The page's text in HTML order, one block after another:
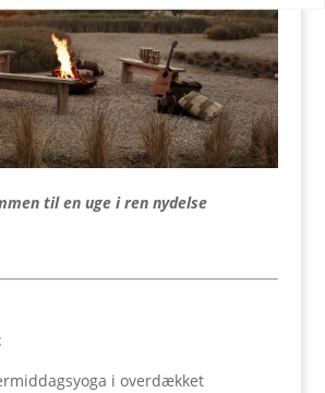
til en uge i ren nydelse
i overdækket